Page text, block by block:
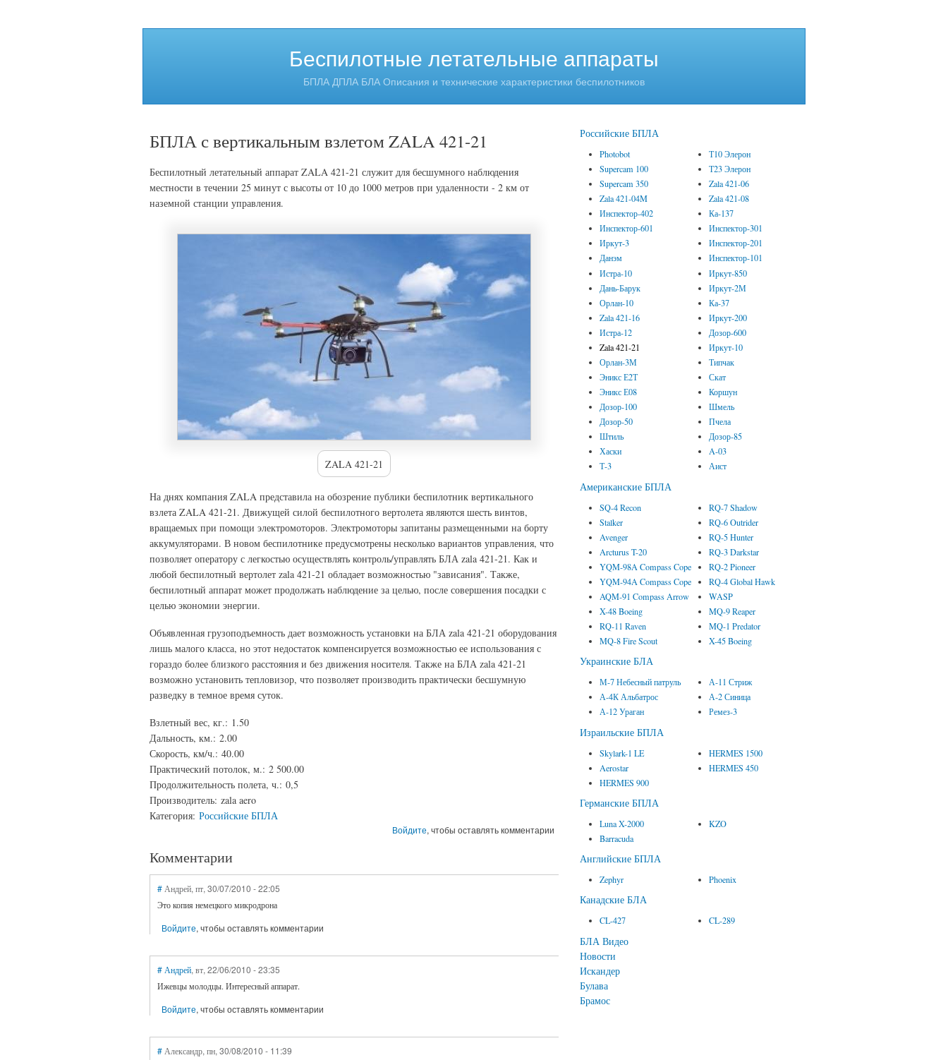
Беспилотные летательные аппараты
БПЛА ДПЛА БЛА Описания и технические характеристики беспилотников
БПЛА с вертикальным взлетом ZALA 421-21
Беспилотный летательный аппарат ZALA 421-21 служит для бесшумного наблюдения
местности в течении 25 минут с высоты от 10 до 1000 метров при удаленности - 2 км от
наземной станции управления.
ZALA 421-21
На днях компания ZALA представила на обозрение публики беспилотник вертикального
взлета ZALA 421-21. Движущей силой беспилотного вертолета являются шесть винтов,
вращаемых при помощи электромоторов. Электромоторы запитаны размещенными на борту
аккумуляторами. В новом беспилотнике предусмотрены несколько вариантов управления, что
позволяет оператору с легкостью осуществлять контроль/управлять БЛА zala 421-21. Как и
любой беспилотный вертолет zala 421-21 обладает возможностью "зависания". Также,
беспилотный аппарат может продолжать наблюдение за целью, после совершения посадки с
целью экономии энергии.
Объявленная грузоподъемность дает возможность установки на БЛА zala 421-21 оборудования
лишь малого класса, но этот недостаток компенсируется возможностью ее использования с
гораздо более близкого расстояния и без движения носителя. Также на БЛА zala 421-21
возможно установить тепловизор, что позволяет производить практически бесшумную
разведку в темное время суток.
Взлетный вес, кг.: 1.50
Дальность, км.: 2.00
Скорость, км/ч.: 40.00
Практический потолок, м.: 2 500.00
Продолжительность полета, ч.: 0,5
Производитель: zala aero
Категория: Российские БПЛА
Войдите, чтобы оставлять комментарии
Комментарии
#Андрей, пт, 30/07/2010 - 22:05
Это копия немецкого микродрона
Войдите, чтобы оставлять комментарии
# Андрей, вт, 22/06/2010 - 23:35
Ижевцы молодцы. Интересный аппарат.
Войдите, чтобы оставлять комментарии
# Александр, пн, 30/08/2010 - 11:39
Российские БПЛА
Photobot
Supercam 100
Supercam 350
Zala 421-04M
Инспектор-402
Инспектор-601
Иркут-3
Данэм
Истра-10
Дань-Барук
Орлан-10
Zala 421-16
Истра-12
Zala 421-21
Орлан-3М
Эникс Е2Т
Эникс Е08
Дозор-100
Дозор-50
Штиль
Хаски
Т-3
Т10 Элерон
Т23 Элерон
Zala 421-06
Zala 421-08
Ка-137
Инспектор-301
Инспектор-201
Инспектор-101
Иркут-850
Иркут-2М
Ка-37
Иркут-200
Дозор-600
Иркут-10
Типчак
Скат
Коршун
Шмель
Пчела
Дозор-85
A-03
Аист
Американские БПЛА
SQ-4 Recon
Stalker
Avenger
Arcturus T-20
YQM-98A Compass Cope
YQM-94A Compass Cope
AQM-91 Compass Arrow
X-48 Boeing
RQ-11 Raven
MQ-8 Fire Scout
RQ-7 Shadow
RQ-6 Outrider
RQ-5 Hunter
RQ-3 Darkstar
RQ-2 Pioneer
RQ-4 Global Hawk
WASP
MQ-9 Reaper
MQ-1 Predator
X-45 Boeing
Украинские БЛА
М-7 Небесный патруль
А-4К Альбатрос
А-12 Ураган
А-11 Стриж
А-2 Синица
Ремез-3
Израильские БПЛА
Skylark-1 LE
Aerostar
HERMES 900
HERMES 1500
HERMES 450
Германские БПЛА
Luna X-2000
Barracuda
KZO
Английские БПЛА
Zephyr Phoenix
Канадские БЛА
CL-427 CL-289
БЛА Видео
Новости
Искандер
Булава
Брамос